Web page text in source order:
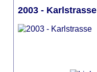
2003 - Karlstrasse